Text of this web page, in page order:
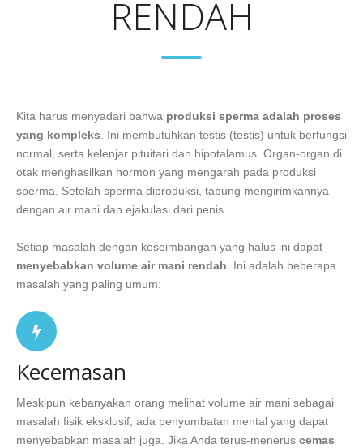
RENDAH
Kita harus menyadari bahwa produksi sperma adalah proses
yang kompleks . Ini membutuhkan testis (testis) untuk berfungsi
normal, serta kelenjar pituitari dan hipotalamus. Organ-organ di
otak menghasilkan hormon yang mengarah pada produksi
sperma. Setelah sperma diproduksi, tabung mengirimkannya
dengan air mani dan ejakulasi dari penis.
Setiap masalah dengan keseimbangan yang halus ini dapat
menyebabkan volume air mani rendah . Ini adalah beberapa
masalah yang paling umum:
Kecemasan
Meskipun kebanyakan orang melihat volume air mani sebagai
masalah fisik eksklusif, ada penyumbatan mental yang dapat
menyebabkan masalah juga. Jika Anda terus-menerus cemas